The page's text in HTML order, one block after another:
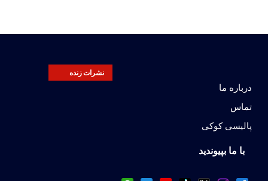
نشرات زنده
درباره ما
تماس
پالیسی کوکی
با ما بپیوندید